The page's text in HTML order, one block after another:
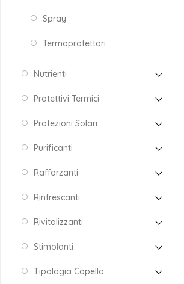
Spray
Termoprotettori
Nutrienti
Protettivi Termici
Protezioni Solari
Purificanti
Rafforzanti
Rinfrescanti
Rivitalizzanti
Stimolanti
Tipologia Capello